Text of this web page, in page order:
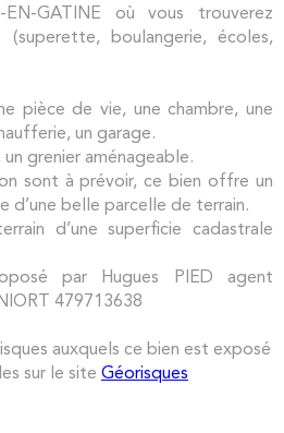
EN-GATINE où vous trouverez
boulangerie, écoles,
pièce de vie, une chambre, une
un garage.
grenier aménageable.
sont à prévoir, ce bien offre un
d’une belle parcelle de terrain.
d’une superficie cadastrale
par Hugues PIED agent
479713638
auxquels ce bien est exposé
sur le site Géorisques